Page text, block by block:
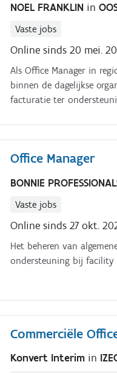
NOEL FRANKLIN in
Vaste jobs
Online sinds 20 mei.
Als Office Manager in
binnen de dagelijkse
facturatie ter
kantoormateriaal en
en directie rond
personeelsadministratie
interne processen en
Social media en website
Office Manager
BONNIE
Vaste jobs
Online sinds 27 okt.
Het beheren van
ondersteuning bij facility
Commerciële
Konvert Interim in